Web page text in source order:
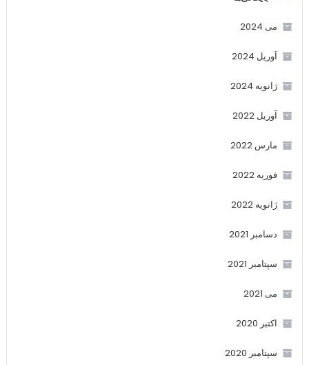
می 2024
آوریل 2024
ژانویه 2024
آوریل 2022
مارس 2022
فوریه 2022
ژانویه 2022
دسامبر 2021
سپتامبر 2021
می 2021
اکتبر 2020
سپتامبر 2020